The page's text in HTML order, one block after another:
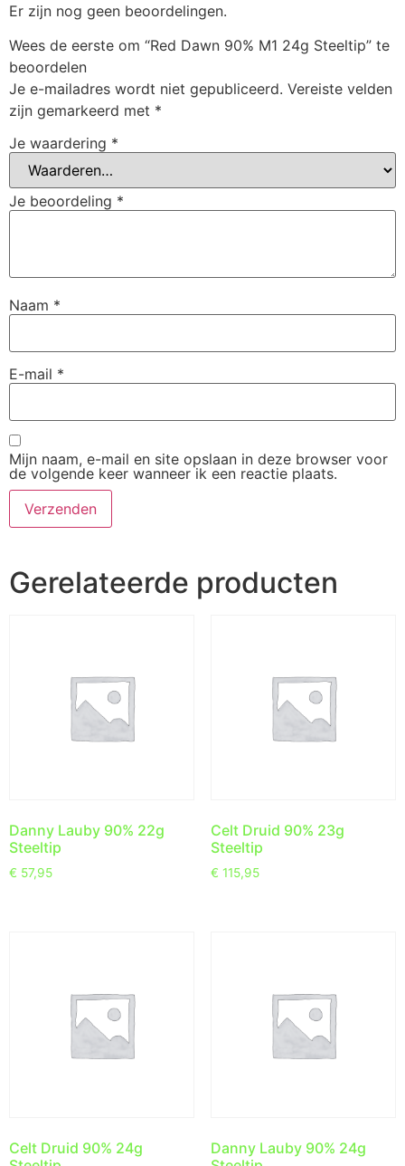
Er zijn nog geen beoordelingen.
Wees de eerste om “Red Dawn 90% M1 24g Steeltip” te
beoordelen
Je e-mailadres wordt niet gepubliceerd. Vereiste velden
zijn gemarkeerd met *
Je waardering *
Je beoordeling *
Naam *
E-mail *
Mijn naam, e-mail en site opslaan in deze browser voor
de volgende keer wanneer ik een reactie plaats.
Gerelateerde producten
Danny Lauby 90% 22g
Steeltip
€ 57,95
Celt Druid 90% 23g
Steeltip
€ 115,95
Celt Druid 90% 24g
Danny Lauby 90% 24g